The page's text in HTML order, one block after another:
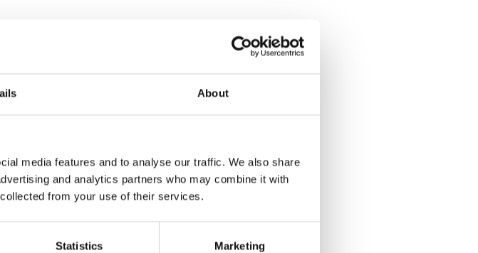
About
media features and to analyse our traffic. We also share
and analytics partners who may combine it with
from your use of their services.
Statistics Marketing